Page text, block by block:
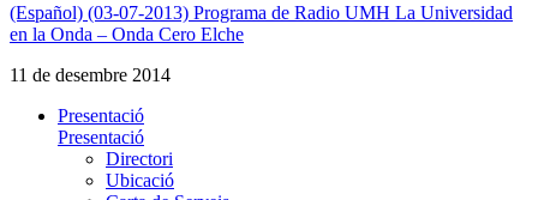
(Español) (03-07-2013) Programa de Radio UMH La Universidad
en la Onda – Onda Cero Elche
11 de desembre 2014
Presentació
Presentació
Directori
Ubicació